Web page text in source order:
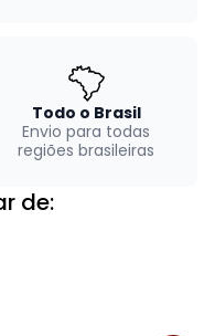
Todo o Brasil
Envio para todas
regiões brasileiras
de: